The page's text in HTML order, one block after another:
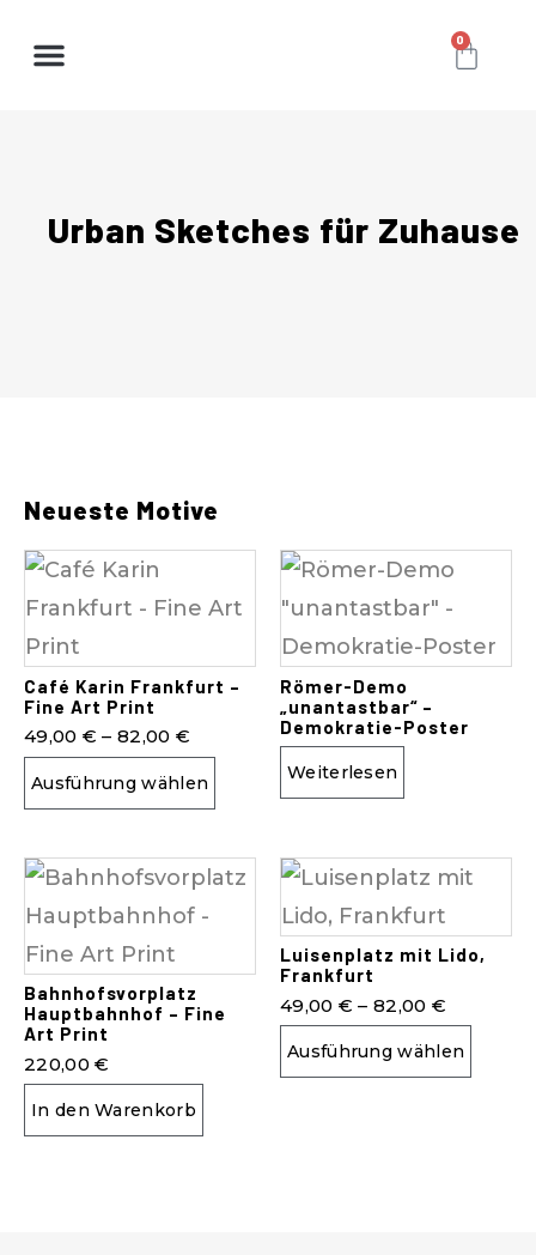
0
Urban Sketches für Zuhause
Neueste Motive
Café Karin Frankfurt –
Fine Art Print
49,00 € –82,00 €
Ausführung wählen
Römer-Demo
„unantastbar“ –
Demokratie-Poster
Weiterlesen
Bahnhofsvorplatz
Hauptbahnhof – Fine
Art Print
220,00€
In den Warenkorb
Luisenplatz mit Lido,
Frankfurt
49,00 € –82,00 €
Ausführung wählen